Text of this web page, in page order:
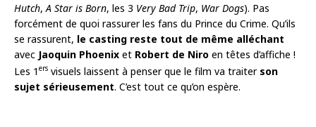
Hutch,A Star is Born, les 3 Very Bad Trip, War Dogs). Pas
forcément de quoi rassurer les fans du Prince du Crime. Qu’ils
se rassurent, le casting reste tout de même alléchant
avec Jaoquin Phoenix et Robert de Niro en têtes d’affiche !
Les 1 ers visuels laissent à penser que le film va traiter son
sujet sérieusement. C’est tout ce qu’on espère.